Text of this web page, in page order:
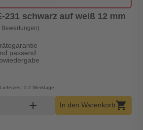
231 schwarz auf weiß 12 mm
Bewertungen)
passend
Lieferzeit: 1-2 Werktage
Warenkorb Menge
add In den Warenkorbshopping_cart